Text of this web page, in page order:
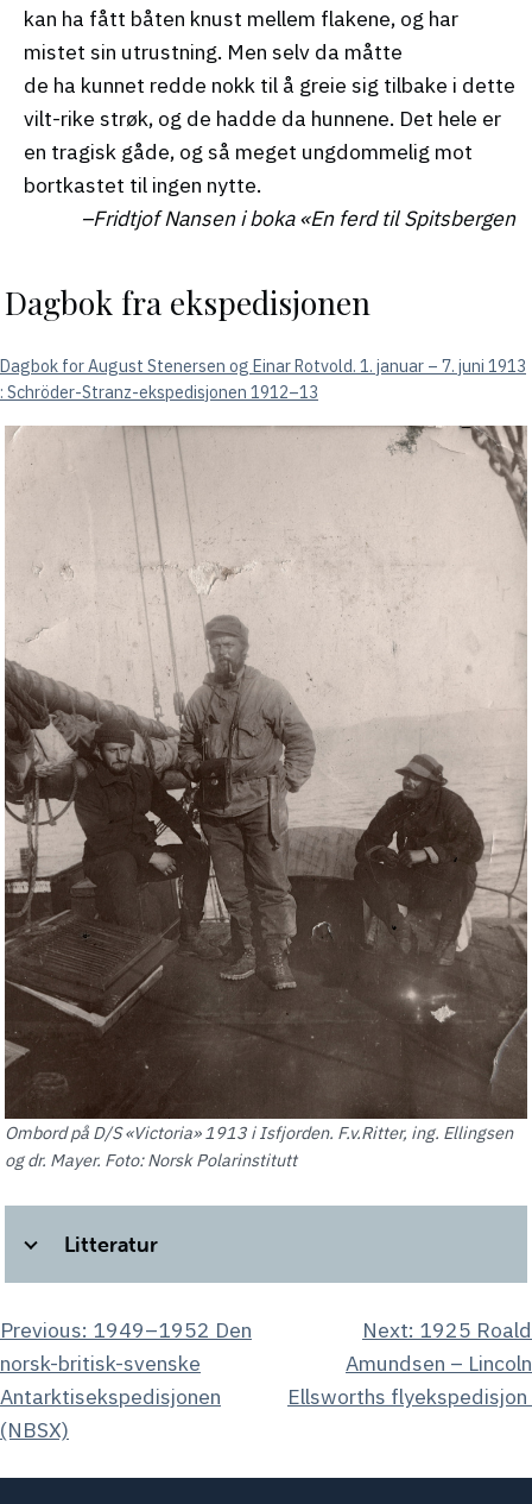
kan ha fått båten knust mellem flakene, og har
mistet sin utrustning. Men selv da måtte
de ha kunnet redde nokk til å greie sig tilbake i dette
vilt-rike strøk, og de hadde da hunnene. Det hele er
en tragisk gåde, og så meget ungdommelig mot
bortkastet til ingen nytte.
Fridtjof Nansen i boka«En ferd til Spitsbergen
Dagbok fra ekspedisjonen
Dagbok for August Stenersen og Einar Rotvold. 1. januar – 7. juni 1913
: Schröder-Stranz-ekspedisjonen 1912–13
Ombord på D/S «Victoria» 1913 i Isfjorden. F.v.Ritter, ing. Ellingsen
og dr. Mayer. Foto: Norsk Polarinstitutt
Litteratur
Innleggsnavigasjon
Previous: 1949–1952 Den
norsk-britisk-svenske
Antarktisekspedisjonen
(NBSX)
Next: 1925 Roald
Amundsen – Lincoln
Ellsworths flyekspedisjon